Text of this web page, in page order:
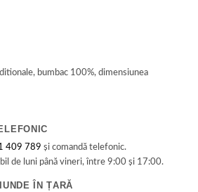
bumbac 100%, dimensiunea
409 789 și comandă telefonic.
de luni până vineri, între 9:00 și 17:00.
ÎN ȚARĂ